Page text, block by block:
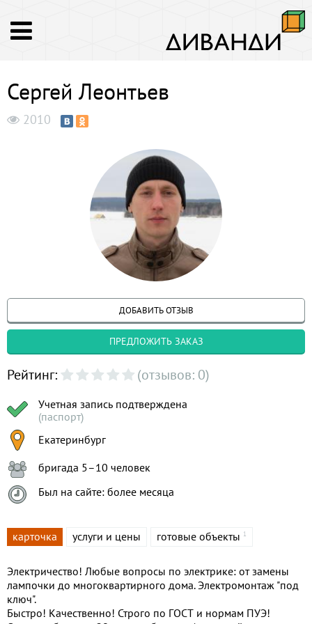
Сергей Леонтьев
2010
ДОБАВИТЬ ОТЗЫВ
ПРЕДЛОЖИТЬ ЗАКАЗ
Рейтинг: (отзывов: 0)
Учетная запись подтверждена
(паспорт)
Екатеринбург
бригада 5–10 человек
Был на сайте: более месяца
карточка услуги и цены готовые объекты 1
Электричество! Любые вопросы по электрике: от замены
лампочки до многоквартирного дома. Электромонтаж "под
ключ".
Быстро! Качественно! Строго по ГОСТ и нормам ПУЭ!